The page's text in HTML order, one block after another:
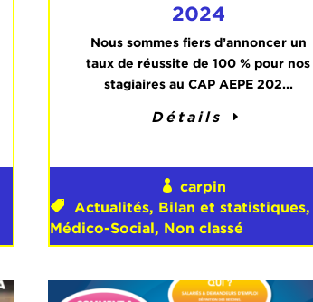
2024
Nous sommes fiers d’annoncer un
taux de réussite de 100 % pour nos
stagiaires au CAP AEPE 202...
Détails
carpin
Actualités, Bilan et statistiques,
Médico-Social, Non classé